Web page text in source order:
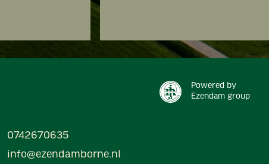
0742670635
info@ezendamborne.nl
Powered by
Ezendam group